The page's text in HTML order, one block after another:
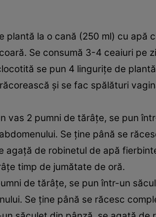
plantă la o cană (250 ml) cu apă
Se consumă 3-4 ceaiuri pe
se pun 4 linguriţe de
şi se fac spălături
vas 2 pumni de tărâţe, se pun
Se ţine până se
agaţă de robinetul de apă
timp de jumătate de oră.
de tărâţe, se pun într-un
Se ţine până se răcesc